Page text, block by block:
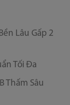
Lâu Gấp 2
Tối Đa
Thấm Sâu